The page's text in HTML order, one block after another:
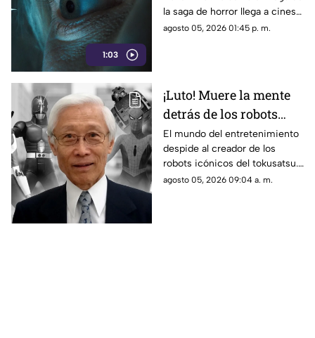
1:03
la saga de horror llega a cines
el 21 de agosto de 2026.
agosto 05, 2026 01:45 p. m.
¡Luto! Muere la mente
detrás de los robots
icónicos del tokusatsu
y los Power Rangers
El mundo del entretenimiento
despide al creador de los
robots icónicos del tokusatsu.
Su trabajo revolucionó series
agosto 05, 2026 09:04 a. m.